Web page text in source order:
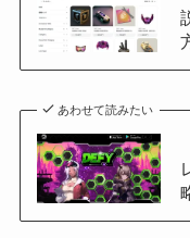
あわせて読みたい